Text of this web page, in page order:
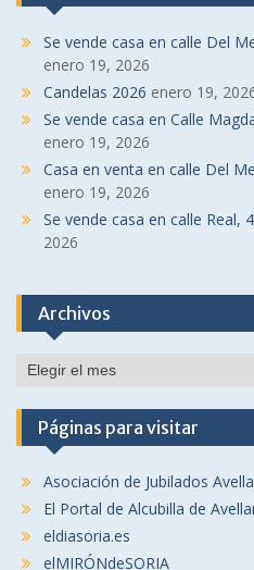
Se vende casa en calle Del
enero 19, 2026
Candelas 2026 enero 19,
Se vende casa en Calle
enero 19, 2026
Casa en venta en calle Del
enero 19, 2026
Se vende casa en calle Real,
2026
Archivos
Archivos
Páginas para visitar
Asociación de Jubilados
El Portal de Alcubilla de
eldiasoria.es
elMIRÓNdeSORIA